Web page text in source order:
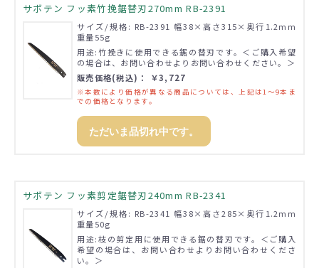
サボテン フッ素竹挽鋸替刃270mm RB-2391
サイズ/規格: RB-2391 幅38×高さ315×奥行1.2mm
重量55g
用途:竹挽きに使用できる鋸の替刃です。＜ご購入希望
の場合は、お問い合わせよりお問い合わせください。＞
販売価格(税込)： ￥3,727
※本数により価格が異なる商品については、上記は1～9本ま
での価格となります。
ただいま品切れ中です。
サボテン フッ素剪定鋸替刃240mm RB-2341
サイズ/規格: RB-2341 幅38×高さ285×奥行1.2mm
重量50g
用途:枝の剪定用に使用できる鋸の替刃です。＜ご購入
希望の場合は、お問い合わせよりお問い合わせくださ
い。＞